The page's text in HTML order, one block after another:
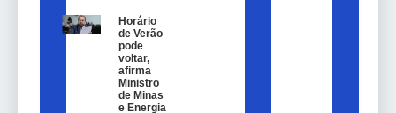
Horário
de Verão
pode
voltar,
afirma
Ministro
de Minas
e Energia